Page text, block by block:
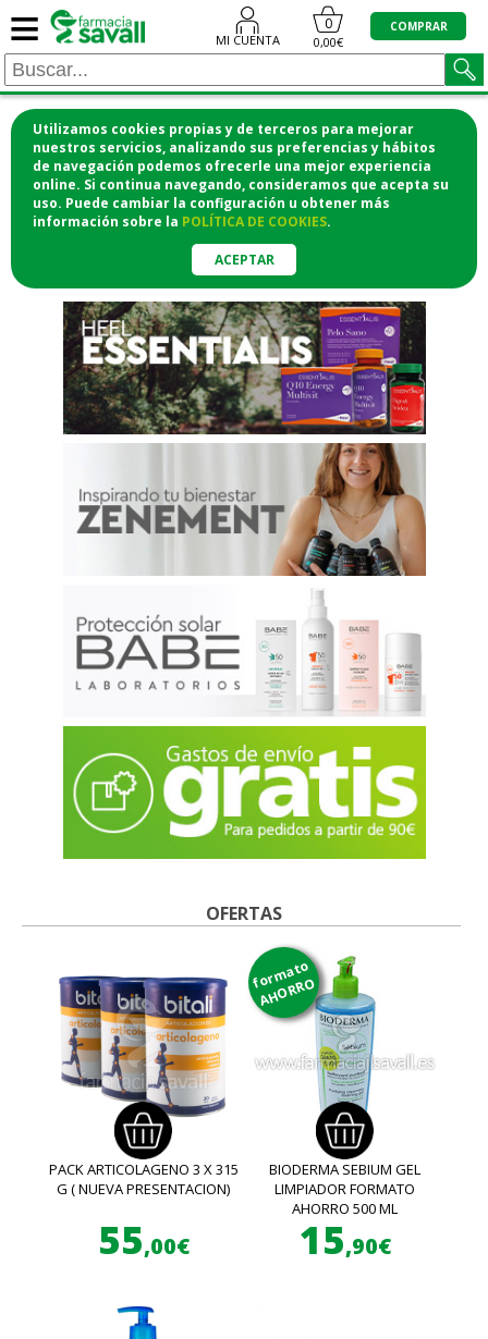
Utilizamos cookies propias y de terceros para mejorar
nuestros servicios, analizando sus preferencias y hábitos
de navegación podemos ofrecerle una mejor experiencia
online. Si continua navegando, consideramos que acepta su
uso. Puede cambiar la configuración u obtener más
información sobre la POLÍTICA DE COOKIES.
ACEPTAR
≡ MI CUENTA
0
0,00€
COMPRAR
¡COMPRA CÓMODAMENTE
DESDE CASA Y RECOGE EN LA
FARMACIA!o si lo prefieres te lo mandamos
a casa
OFERTAS
PACK ARTICOLAGENO 3 X 315
G ( NUEVA PRESENTACION)
55,00€
formato
AHORRO
BIODERMA SEBIUM GEL
LIMPIADOR FORMATO
AHORRO 500 ML
15,90€